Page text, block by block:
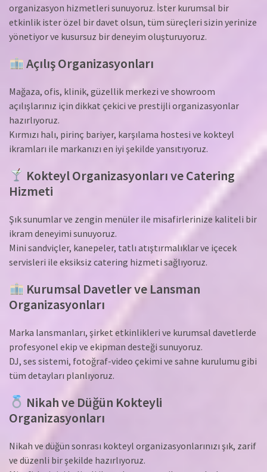
organizasyon hizmetleri sunuyoruz. İster kurumsal bir
etkinlik ister özel bir davet olsun, tüm süreçleri sizin yerinize
yönetiyor ve kusursuz bir deneyim oluşturuyoruz.
Açılış Organizasyonları
Mağaza, ofis, klinik, güzellik merkezi ve showroom
açılışlarınız için dikkat çekici ve prestijli organizasyonlar
hazırlıyoruz.
Kırmızı halı, pirinç bariyer, karşılama hostesi ve kokteyl
ikramları ile markanızı en iyi şekilde yansıtıyoruz.
Kokteyl Organizasyonları ve Catering
Hizmeti
Şık sunumlar ve zengin menüler ile misafirlerinize kaliteli bir
ikram deneyimi sunuyoruz.
Mini sandviçler, kanepeler, tatlı atıştırmalıklar ve içecek
servisleri ile eksiksiz catering hizmeti sağlıyoruz.
Kurumsal Davetler ve Lansman
Organizasyonları
Marka lansmanları, şirket etkinlikleri ve kurumsal davetlerde
profesyonel ekip ve ekipman desteği sunuyoruz.
DJ, ses sistemi, fotoğraf-video çekimi ve sahne kurulumu gibi
tüm detayları planlıyoruz.
Nikah ve Düğün Kokteyli
Organizasyonları
Nikah ve düğün sonrası kokteyl organizasyonlarınızı şık, zarif
ve düzenli bir şekilde hazırlıyoruz.